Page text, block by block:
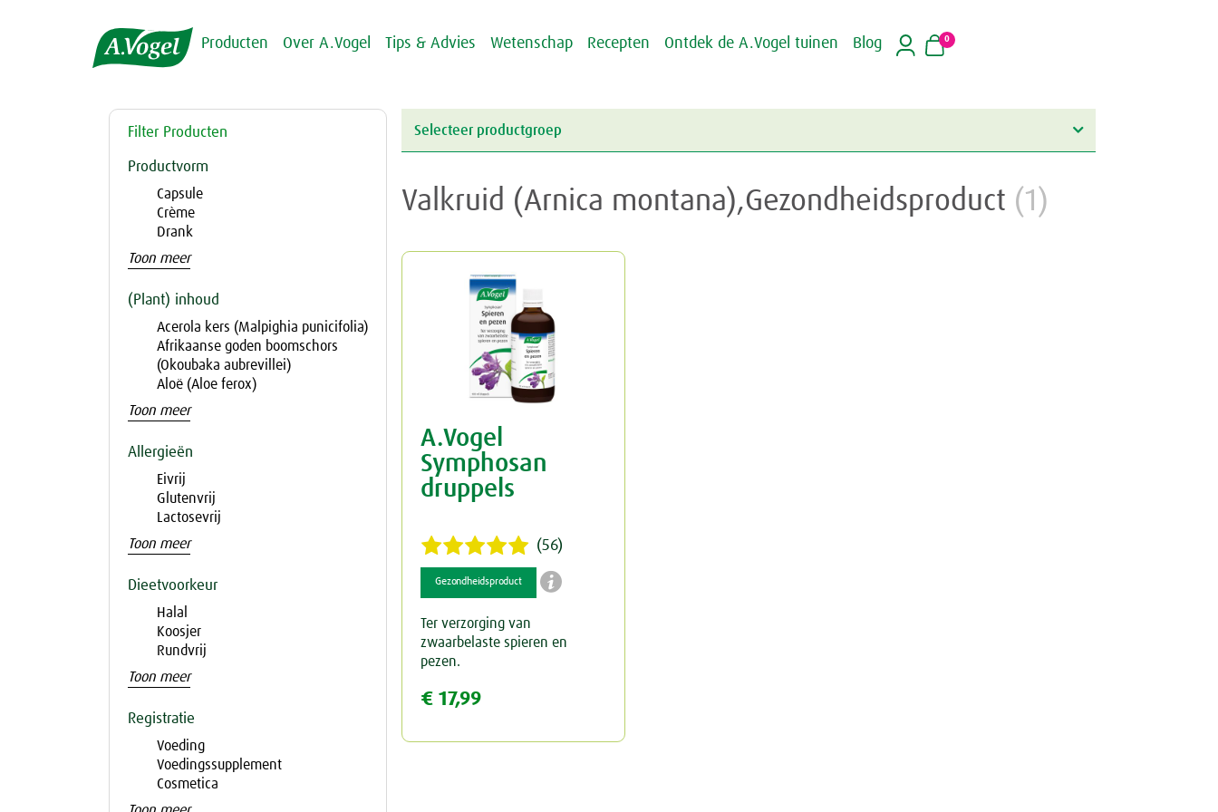
Producten Over A.Vogel Tips & Advies Wetenschap Recepten Ontdek de A.Vogel tuinen Blog 0
Filter Producten
Productvorm
Capsule
Crème
Drank
Toon meer
(Plant) inhoud
Acerola kers (Malpighia punicifolia)
Afrikaanse goden boomschors
(Okoubaka aubrevillei)
Aloë (Aloe ferox)
Toon meer
Allergieën
Eivrij
Glutenvrij
Lactosevrij
Toon meer
Dieetvoorkeur
Halal
Koosjer
Rundvrij
Toon meer
Registratie
Voeding
Voedingssupplement
Cosmetica
Selecteer productgroep
Griep & Verkoudheid
Verkoudheid
Aambeien
Geheugen
Rusteloze benen
Spataderen
Hart & Bloedvaten
Hooikoorts
Crème
Overig
Keel
Menstruatie
Blaas
Neus
Oren
Perimenopauze
Prostaat
Valkruid (Arnica montana),Gezondheidsproduct (1)
A.Vogel
Symphosan
druppels
(56)
Gezondheidsproduct 
Ter verzorging van
zwaarbelaste spieren en
pezen.
€ 17,99